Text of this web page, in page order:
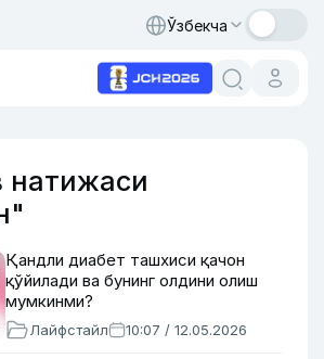
Ўзбекча
натижаси
Қандли диабет ташхиси қачон
қўйилади ва бунинг олдини олиш
мумкинми?
Лайфстайл 10:07 / 12.05.2026